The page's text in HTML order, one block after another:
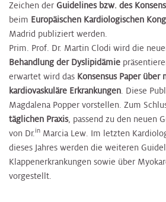
Zeichen der Guidelines bzw. des
beim Europäischen Kardiologischen
Madrid publiziert werden.
Prim. Prof. Dr. Martin Clodi wird die
Behandlung der Dyslipidämie
erwartet wird das Konsensus Paper über
kardiovaskuläre Erkrankungen. Diese
Magdalena Popper vorstellen. Zum
täglichen Praxis, passend zu den neuen
von Dr.in Marcia Lew. Im letzten
dieses Jahres werden die weiteren
Klappenerkrankungen sowie über
vorgestellt.